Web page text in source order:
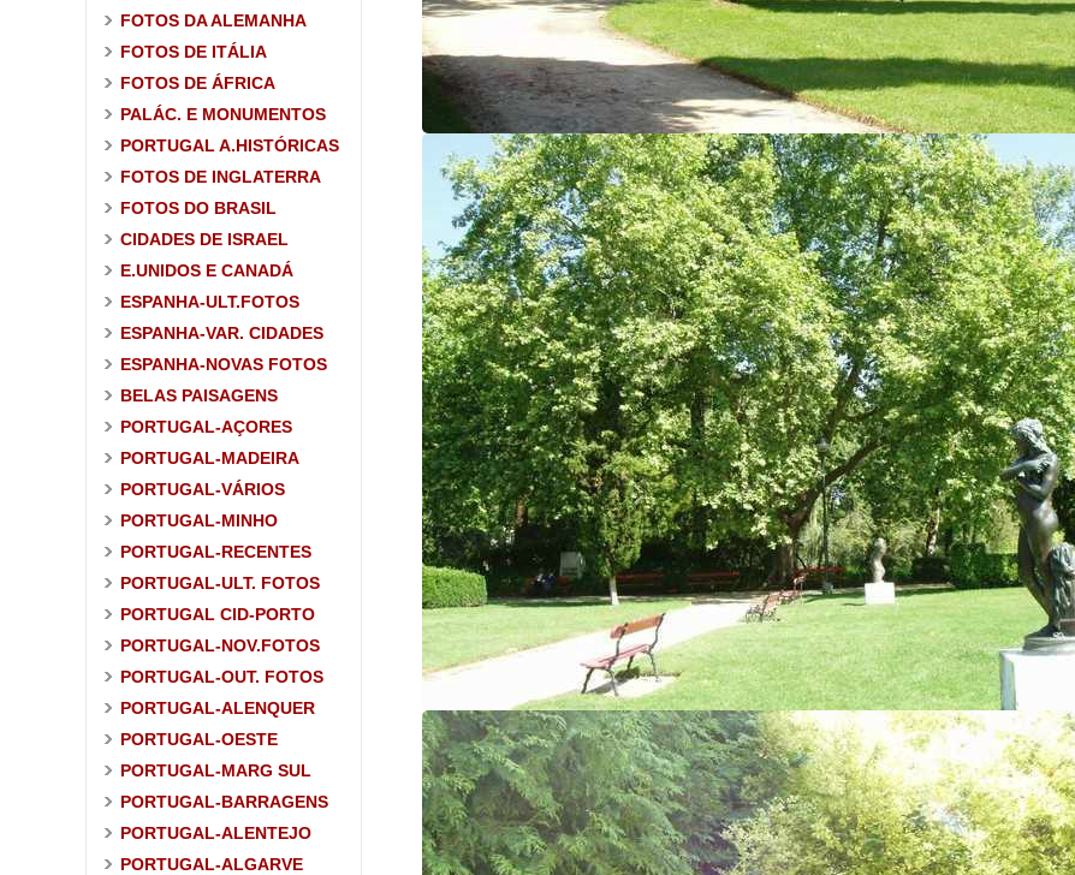
FOTOS DA ALEMANHA
FOTOS DE ITÁLIA
FOTOS DE ÁFRICA
PALÁC. E MONUMENTOS
PORTUGAL A.HISTÓRICAS
FOTOS DE INGLATERRA
FOTOS DO BRASIL
CIDADES DE ISRAEL
E.UNIDOS E CANADÁ
ESPANHA-ULT.FOTOS
ESPANHA-VAR. CIDADES
ESPANHA-NOVAS FOTOS
BELAS PAISAGENS
PORTUGAL-AÇORES
PORTUGAL-MADEIRA
PORTUGAL-VÁRIOS
PORTUGAL-MINHO
PORTUGAL-RECENTES
PORTUGAL-ULT. FOTOS
PORTUGAL CID-PORTO
PORTUGAL-NOV.FOTOS
PORTUGAL-OUT. FOTOS
PORTUGAL-ALENQUER
PORTUGAL-OESTE
PORTUGAL-MARG SUL
PORTUGAL-BARRAGENS
PORTUGAL-ALENTEJO
PORTUGAL-ALGARVE